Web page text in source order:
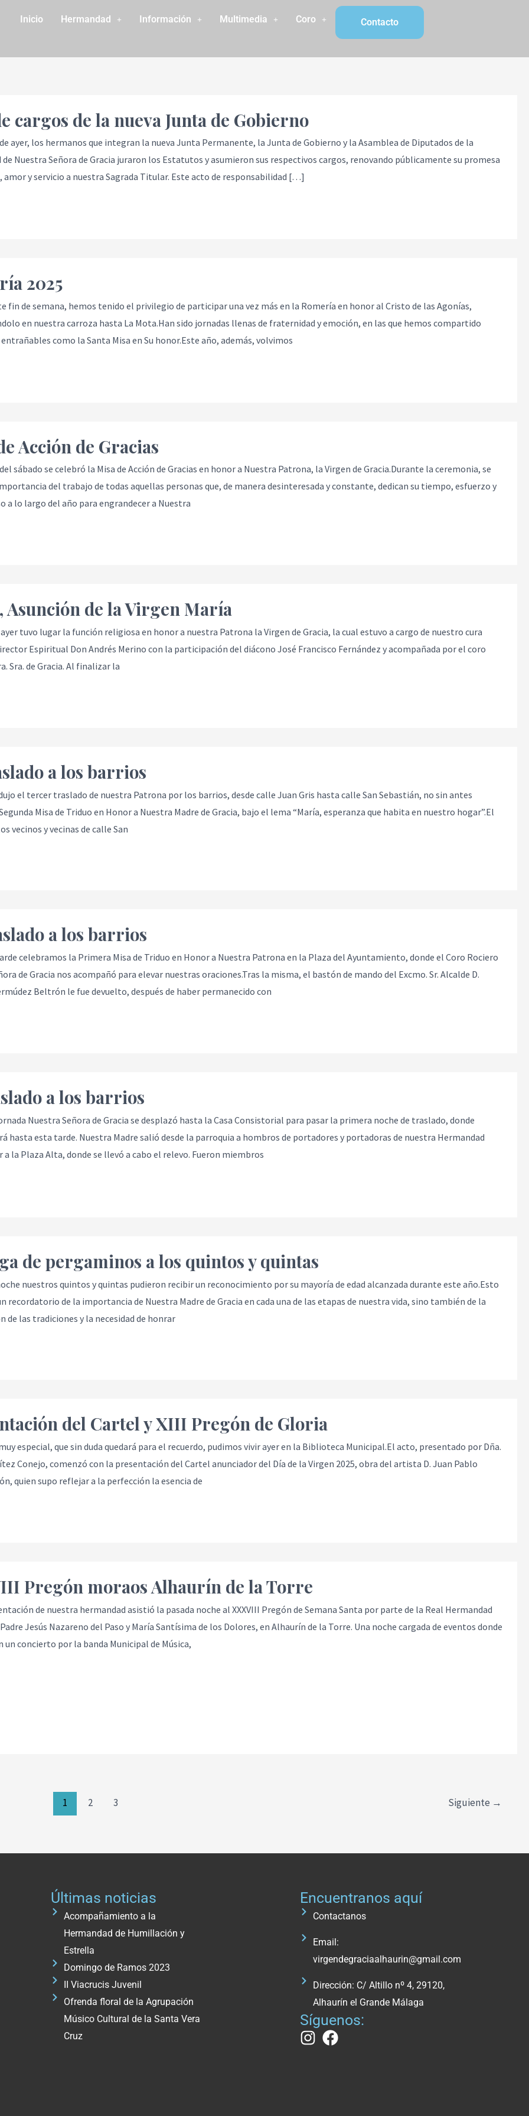
Inicio Hermandad Información Multimedia Coro Contacto
cargos de la nueva Junta de Gobierno
ayer, los hermanos que integran la nueva Junta Permanente, la Junta de Gobierno y la Asamblea de Diputados de la
de Nuestra Señora de Gracia juraron los Estatutos y asumieron sus respectivos cargos, renovando públicamente su promesa
amor y servicio a nuestra Sagrada Titular. Este acto de responsabilidad […]
2025
fin de semana, hemos tenido el privilegio de participar una vez más en la Romería en honor al Cristo de las Agonías,
en nuestra carroza hasta La Mota.Han sido jornadas llenas de fraternidad y emoción, en las que hemos compartido
como la Santa Misa en Su honor.Este año, además, volvimos
Acción de Gracias
sábado se celebró la Misa de Acción de Gracias en honor a Nuestra Patrona, la Virgen de Gracia.Durante la ceremonia, se
del trabajo de todas aquellas personas que, de manera desinteresada y constante, dedican su tiempo, esfuerzo y
a lo largo del año para engrandecer a Nuestra
Asunción de la Virgen María
ayer tuvo lugar la función religiosa en honor a nuestra Patrona la Virgen de Gracia, la cual estuvo a cargo de nuestro cura
Espiritual Don Andrés Merino con la participación del diácono José Francisco Fernández y acompañada por el coro
Sra. de Gracia. Al finalizar la
a los barrios
el tercer traslado de nuestra Patrona por los barrios, desde calle Juan Gris hasta calle San Sebastián, no sin antes
Misa de Triduo en Honor a Nuestra Madre de Gracia, bajo el lema “María, esperanza que habita en nuestro hogar”.El
vecinos y vecinas de calle San
a los barrios
celebramos la Primera Misa de Triduo en Honor a Nuestra Patrona en la Plaza del Ayuntamiento, donde el Coro Rociero
de Gracia nos acompañó para elevar nuestras oraciones.Tras la misma, el bastón de mando del Excmo. Sr. Alcalde D.
Beltrón le fue devuelto, después de haber permanecido con
a los barrios
Nuestra Señora de Gracia se desplazó hasta la Casa Consistorial para pasar la primera noche de traslado, donde
hasta esta tarde. Nuestra Madre salió desde la parroquia a hombros de portadores y portadoras de nuestra Hermandad
a la Plaza Alta, donde se llevó a cabo el relevo. Fueron miembros
de pergaminos a los quintos y quintas
nuestros quintos y quintas pudieron recibir un reconocimiento por su mayoría de edad alcanzada durante este año.Esto
recordatorio de la importancia de Nuestra Madre de Gracia en cada una de las etapas de nuestra vida, sino también de la
de las tradiciones y la necesidad de honrar
del Cartel y XIII Pregón de Gloria
especial, que sin duda quedará para el recuerdo, pudimos vivir ayer en la Biblioteca Municipal.El acto, presentado por Dña.
Conejo, comenzó con la presentación del Cartel anunciador del Día de la Virgen 2025, obra del artista D. Juan Pablo
quien supo reflejar a la perfección la esencia de
Pregón moraos Alhaurín de la Torre
de nuestra hermandad asistió la pasada noche al XXXVIII Pregón de Semana Santa por parte de la Real Hermandad
Jesús Nazareno del Paso y María Santísima de los Dolores, en Alhaurín de la Torre. Una noche cargada de eventos donde
un concierto por la banda Municipal de Música,
1 2 3 Siguiente →
Últimas noticias
Acompañamiento a la
Hermandad de Humillación y
Estrella
Domingo de Ramos 2023
II Viacrucis Juvenil
Ofrenda floral de la Agrupación
Músico Cultural de la Santa Vera
Cruz
Encuentranos aquí
Contactanos
Email:
virgendegraciaalhaurin@gmail.com
Dirección: C/ Altillo nº 4, 29120,
Alhaurín el Grande Málaga
Síguenos: